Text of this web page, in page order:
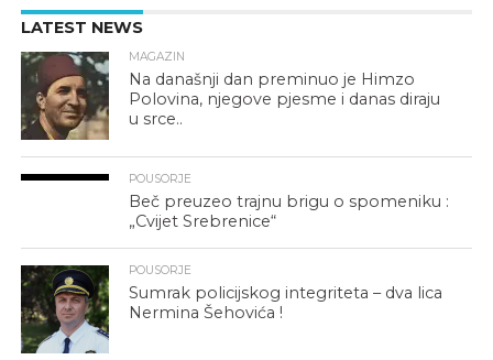
LATEST NEWS
MAGAZIN
Na današnji dan preminuo je Himzo
Polovina, njegove pjesme i danas diraju
u srce..
POUSORJE
Beč preuzeo trajnu brigu o spomeniku :
„Cvijet Srebrenice“
POUSORJE
Sumrak policijskog integriteta – dva lica
Nermina Šehovića !